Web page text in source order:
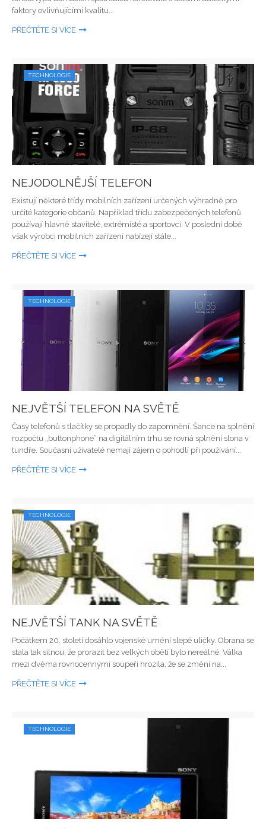
faktory ovlivňujícími kvalitu...
PŘEČTĚTE SI VÍCE
TECHNOLOGIE
NEJODOLNĚJŠÍ TELEFON
Existují některé třídy mobilních zařízení určených výhradně pro
určité kategorie občanů. Například třídu zabezpečených telefonů
používají hlavně stavitelé, extrémisté a sportovci. V poslední době
však výrobci mobilních zařízení nabízejí stále...
PŘEČTĚTE SI VÍCE
TECHNOLOGIE
NEJVĚTŠÍ TELEFON NA SVĚTĚ
Časy telefonů s tlačítky se propadly do zapomnění. Šance na splnění
rozpočtu „buttonphone“ na digitálním trhu se rovná splnění slona v
tundře. Současní uživatelé nemají zájem o pohodlí při používání...
PŘEČTĚTE SI VÍCE
TECHNOLOGIE
NEJVĚTŠÍ TANK NA SVĚTĚ
Počátkem 20. století dosáhlo vojenské umění slepé uličky. Obrana se
stala tak silnou, že prorazit bez velkých obětí bylo nereálné. Válka
mezi dvěma rovnocennými soupeři hrozila, že se změní na...
PŘEČTĚTE SI VÍCE
TECHNOLOGIE